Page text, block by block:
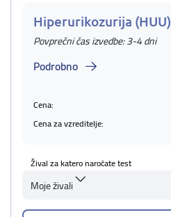
Hiperurikozurija (HUU)
Povprečni čas izvedbe: 3-4 dni
Podrobno
Cena:
Cena za vzreditelje:
Žival za katero naročate test
Moje živali